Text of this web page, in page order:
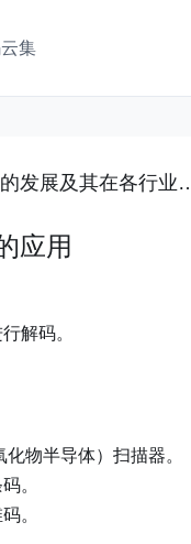
集
条码扫描技术的发
应用
解码。
物半导体）扫描器。
。
。